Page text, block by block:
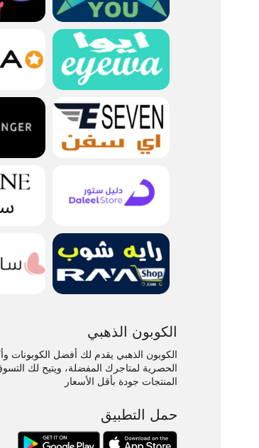
الكوبون الذهبي
الكوبون الذهبي يقدم لك أفضل الكوبونات
الحصرية لمتاجرك المفضلة، ويتيح لك
المنتجات جودة بأقل الأسعار
حمل التطبيق